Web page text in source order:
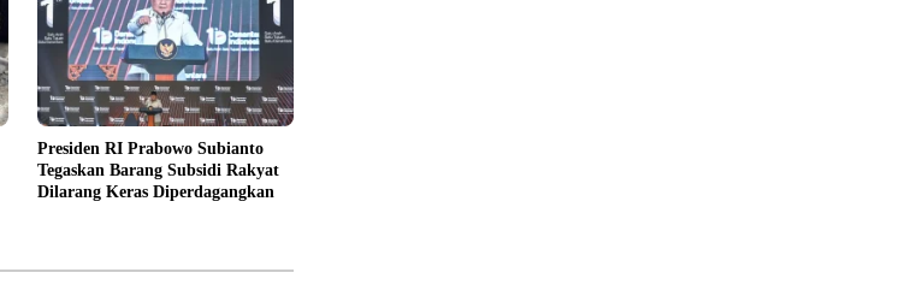
Presiden RI Prabowo Subianto
Tegaskan Barang Subsidi Rakyat
Dilarang Keras Diperdagangkan